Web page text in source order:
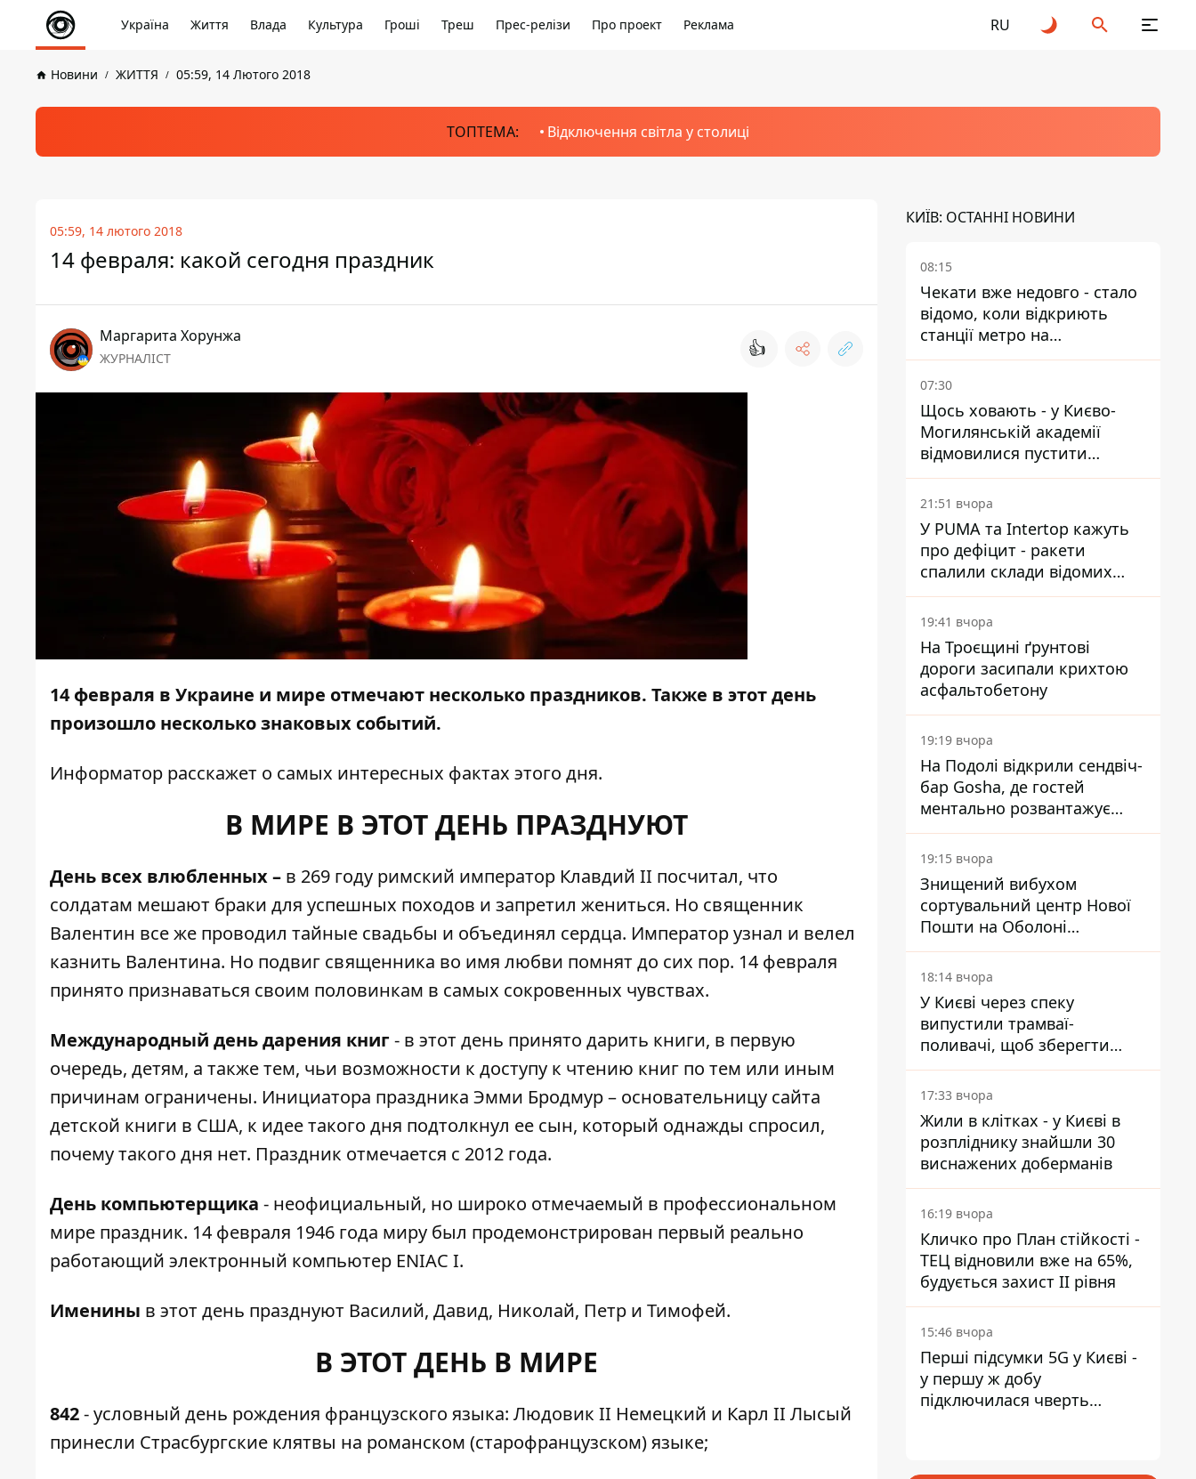
Україна Життя Влада Культура Гроші Треш Прес-релізи Про проект Реклама RU
Новини ЖИТТЯ 05:59, 14 Лютого 2018
ТОПТЕМА: Відключення світла у столиці
05:59, 14 лютого 2018
14 февраля: какой сегодня праздник
Маргарита Хорунжа
ЖУРНАЛІСТ 👍
14 февраля в Украине и мире отмечают несколько праздников. Также в этот день
произошло несколько знаковых событий.
Информатор расскажет о самых интересных фактах этого дня.
В МИРЕ В ЭТОТ ДЕНЬ ПРАЗДНУЮТ
День всех влюбленных – в 269 году римский император Клавдий II посчитал, что
солдатам мешают браки для успешных походов и запретил жениться. Но священник
Валентин все же проводил тайные свадьбы и объединял сердца. Император узнал и велел
казнить Валентина. Но подвиг священника во имя любви помнят до сих пор. 14 февраля
принято признаваться своим половинкам в самых сокровенных чувствах.
Международный день дарения книг - в этот день принято дарить книги, в первую
очередь, детям, а также тем, чьи возможности к доступу к чтению книг по тем или иным
причинам ограничены. Инициатора праздника Эмми Бродмур – основательницу сайта
детской книги в США, к идее такого дня подтолкнул ее сын, который однажды спросил,
почему такого дня нет. Праздник отмечается с 2012 года.
День компьютерщика - неофициальный, но широко отмечаемый в профессиональном
мире праздник. 14 февраля 1946 года миру был продемонстрирован первый реально
работающий электронный компьютер ENIAC I.
Именины в этот день празднуют Василий, Давид, Николай, Петр и Тимофей.
В ЭТОТ ДЕНЬ В МИРЕ
842- условный день рождения французского языка: Людовик II Немецкий и Карл II Лысый
принесли Страсбургские клятвы на романском (старофранцузском) языке;
КИЇВ: ОСТАННІ НОВИНИ
08:15
Чекати вже недовго - стало
відомо, коли відкриють
станції метро на
Виноградарі
07:30
Щось ховають - у Києво-
Могилянській академії
відмовилися пустити
комісію з охорони пам'яток
на територію
21:51 вчора
У PUMA та Intertop кажуть
про дефіцит - ракети
спалили склади відомих
брендів
19:41 вчора
На Троєщині ґрунтові
дороги засипали крихтою
асфальтобетону
19:19 вчора
На Подолі відкрили сендвіч-
бар Gosha, де гостей
ментально розвантажує
акула
19:15 вчора
Знищений вибухом
сортувальний центр Нової
Пошти на Оболоні
запрацював - видають
посилки
18:14 вчора
У Києві через спеку
випустили трамваї-
поливачі, щоб зберегти
рейки від деформації
17:33 вчора
Жили в клітках - у Києві в
розпліднику знайшли 30
виснажених доберманів
16:19 вчора
Кличко про План стійкості -
ТЕЦ відновили вже на 65%,
будується захист ІІ рівня
15:46 вчора
Перші підсумки 5G у Києві -
у першу ж добу
підключилася чверть